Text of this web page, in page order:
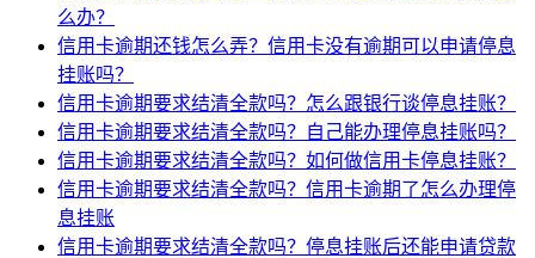
么办？
信用卡逾期还钱怎么弄？信用卡没有逾期可以申请停息
挂账吗？
信用卡逾期要求结清全款吗？怎么跟银行谈停息挂账？
信用卡逾期要求结清全款吗？自己能办理停息挂账吗？
信用卡逾期要求结清全款吗？如何做信用卡停息挂账？
信用卡逾期要求结清全款吗？信用卡逾期了怎么办理停
息挂账
信用卡逾期要求结清全款吗？停息挂账后还能申请贷款